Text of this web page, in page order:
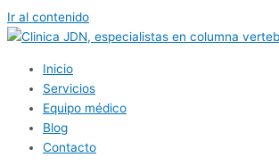
Ir al contenido
Inicio
Servicios
Equipo médico
Blog
Contacto